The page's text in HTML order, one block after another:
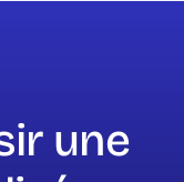
une